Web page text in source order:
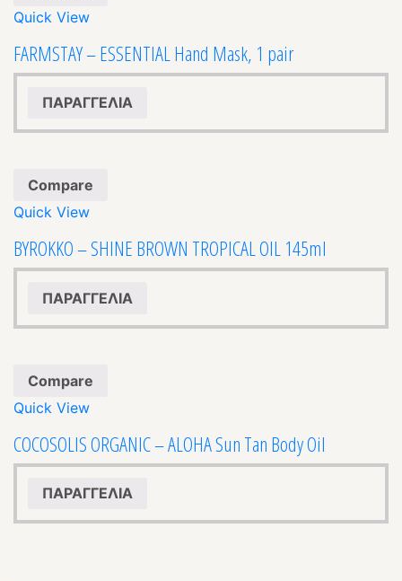
Quick View
FARMSTAY – ESSENTIAL Hand Mask, 1 pair
ΠΑΡΑΓΓΕΛΙΑ
Compare
Quick View
BYROKKO – SHINE BROWN TROPICAL OIL 145ml
ΠΑΡΑΓΓΕΛΙΑ
Compare
Quick View
COCOSOLIS ORGANIC – ALOHA Sun Tan Body Oil
ΠΑΡΑΓΓΕΛΙΑ